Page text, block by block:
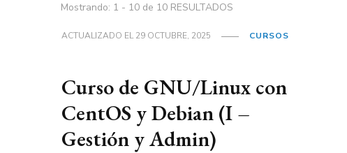
Mostrando: 1 - 10 de 10 RESULTADOS
ACTUALIZADO EL29 OCTUBRE, 2025 CURSOS
Curso de GNU/Linux con
CentOS y Debian (I –
Gestión y Admin)